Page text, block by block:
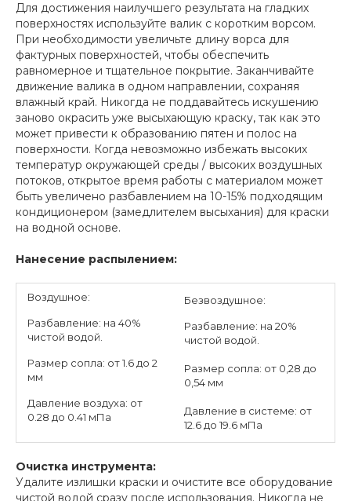
Для достижения наилучшего результата на гладких
поверхностях используйте валик с коротким ворсом.
При необходимости увеличьте длину ворса для
фактурных поверхностей, чтобы обеспечить
равномерное и тщательное покрытие. Заканчивайте
движение валика в одном направлении, сохраняя
влажный край. Никогда не поддавайтесь искушению
заново окрасить уже высыхающую краску, так как это
может привести к образованию пятен и полос на
поверхности. Когда невозможно избежать высоких
температур окружающей среды / высоких воздушных
потоков, открытое время работы с материалом может
быть увеличено разбавлением на 10-15% подходящим
кондиционером (замедлителем высыхания) для краски
на водной основе.
Нанесение распылением:
Воздушное:
Разбавление: на 40%
чистой водой.
Размер сопла: от 1.6 до 2
мм
Давление воздуха: от
0.28 до 0.41 мПа
Безвоздушное:
Разбавление: на 20%
чистой водой.
Размер сопла: от 0,28 до
0,54 мм
Давление в системе: от
12.6 до 19.6 мПа
Очистка инструмента:
Удалите излишки краски и очистите все оборудование
чистой водой сразу после использования. Никогда не